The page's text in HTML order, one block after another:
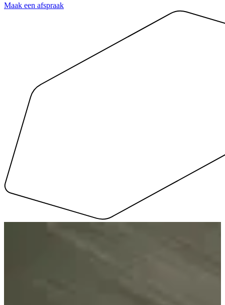
Maak een afspraak